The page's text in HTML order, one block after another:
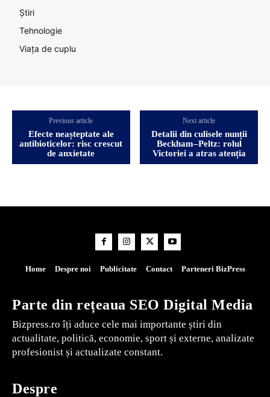
Știri
Tehnologie
Viața de cuplu
Previous article
Efecte neașteptate ale
antibioticelor: risc crescut
de anxietate
Next article
Detalii din culisele nunții
Beckham–Peltz: rolul
Victoriei a atras atenția
Home Despre noi Publicitate Contact Parteneri BizPress
Parte din rețeaua SEO Digital Media
Bizpress.ro îți aduce cele mai importante știri din
actualitate, politică, economie, sport și externe, analizate
profesionist și actualizate constant.
Despre